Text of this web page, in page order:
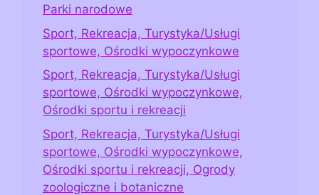
Parki narodowe
Sport, Rekreacja, Turystyka/Usługi
sportowe, Ośrodki wypoczynkowe
Sport, Rekreacja, Turystyka/Usługi
sportowe, Ośrodki wypoczynkowe,
Ośrodki sportu i rekreacji
Sport, Rekreacja, Turystyka/Usługi
sportowe, Ośrodki wypoczynkowe,
Ośrodki sportu i rekreacji, Ogrody
zoologiczne i botaniczne